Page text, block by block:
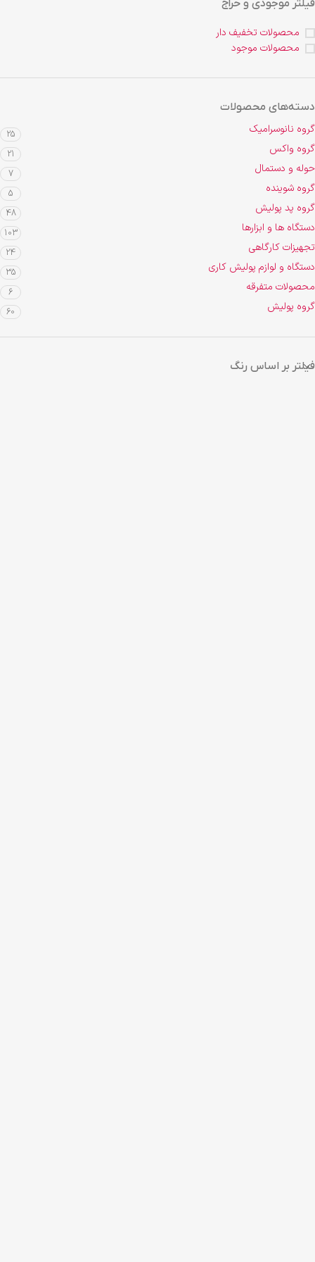
فیلتر موجودی و حراج
محصولات تخفیف دار
محصولات موجود
دسته‌های محصولات
گروه نانوسرامیک 25
گروه واکس 21
حوله و دستمال 7
گروه شوینده 5
گروه پد پولیش 48
دستگاه ها و ابزارها 103
تجهیزات کارگاهی 24
دستگاه و لوازم پولیش کاری 35
محصولات متفرقه 6
گروه پولیش 60
فیلتر بر اساس رنگ